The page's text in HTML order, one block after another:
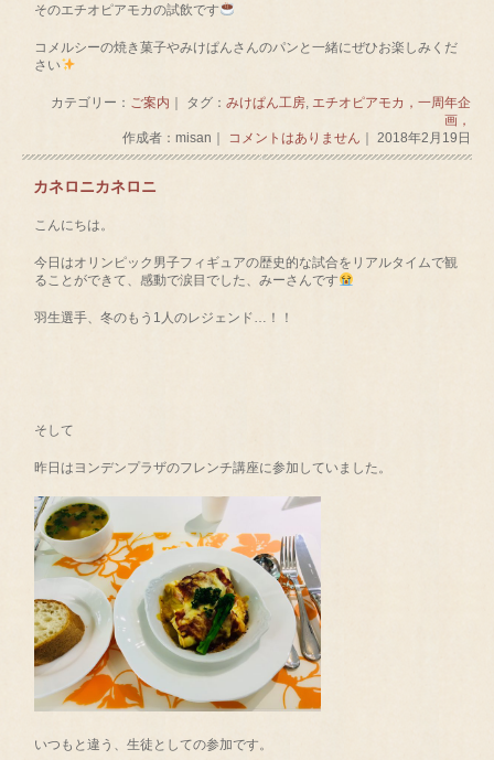
そのエチオピアモカの試飲です
コメルシーの焼き菓子やみけぱんさんのパンと一緒にぜひお楽しみくだ
さい
カテゴリー： ご案内 ｜ タグ： みけぱん工房, エチオピアモカ，一周年企
画，
作成者：misan｜
コメントはありません ｜ 2018年2月19日
カネロニカネロニ
こんにちは。
今日はオリンピック男子フィギュアの歴史的な試合をリアルタイムで観
ることができて、感動で涙目でした、みーさんです
羽生選手、冬のもう1人のレジェンド…！！
そして
昨日はヨンデンプラザのフレンチ講座に参加していました。
いつもと違う、生徒としての参加です。